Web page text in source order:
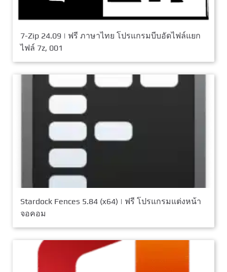
7-Zip 24.09 | ฟรี ภาษาไทย โปรแกรมบีบอัดไฟล์แยก
ไฟล์ 7z, 001
Stardock Fences 5.84 (x64) | ฟรี โปรแกรมแต่งหน้า
จอคอม